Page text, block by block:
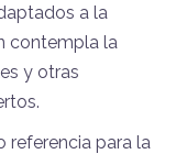
a la
contempla la
y otras
referencia para la